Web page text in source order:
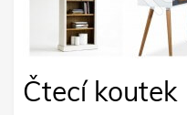
Čtecí koutek